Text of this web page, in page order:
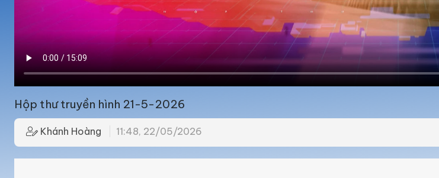
Hộp thư truyền hình 21-5-2026
Khánh Hoàng 11:48, 22/05/2026